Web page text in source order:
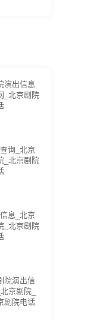
演出信息
_北京剧院
询_北京
_北京剧院
息_北京
_北京剧院
院演出信
京剧院_
剧院电话